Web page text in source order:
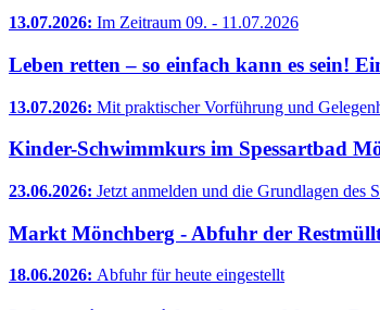
13.07.2026: Im Zeitraum 09. - 11.07.2026
Leben retten – so einfach kann es sein!
13.07.2026: Mit praktischer Vorführung und
Kinder-Schwimmkurs im Spessartbad
23.06.2026: Jetzt anmelden und die Grundlagen des
Markt Mönchberg - Abfuhr der
18.06.2026: Abfuhr für heute eingestellt